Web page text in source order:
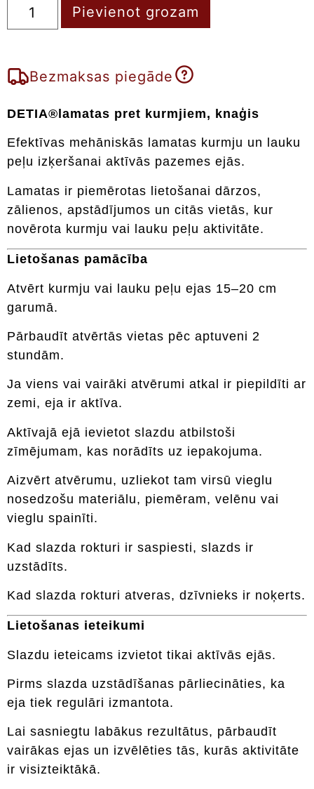
Pievienot grozam
Bezmaksas piegāde
DETIA®lamatas pret kurmjiem, knaģis
Efektīvas mehāniskās lamatas kurmju un lauku
peļu izķeršanai aktīvās pazemes ejās.
Lamatas ir piemērotas lietošanai dārzos,
zālienos, apstādījumos un citās vietās, kur
novērota kurmju vai lauku peļu aktivitāte.
Lietošanas pamācība
Atvērt kurmju vai lauku peļu ejas 15–20 cm
garumā.
Pārbaudīt atvērtās vietas pēc aptuveni 2
stundām.
Ja viens vai vairāki atvērumi atkal ir piepildīti ar
zemi, eja ir aktīva.
Aktīvajā ejā ievietot slazdu atbilstoši
zīmējumam, kas norādīts uz iepakojuma.
Aizvērt atvērumu, uzliekot tam virsū vieglu
nosedzošu materiālu, piemēram, velēnu vai
vieglu spainīti.
Kad slazda rokturi ir saspiesti, slazds ir
uzstādīts.
Kad slazda rokturi atveras, dzīvnieks ir noķerts.
Lietošanas ieteikumi
Slazdu ieteicams izvietot tikai aktīvās ejās.
Pirms slazda uzstādīšanas pārliecināties, ka
eja tiek regulāri izmantota.
Lai sasniegtu labākus rezultātus, pārbaudīt
vairākas ejas un izvēlēties tās, kurās aktivitāte
ir visizteiktākā.